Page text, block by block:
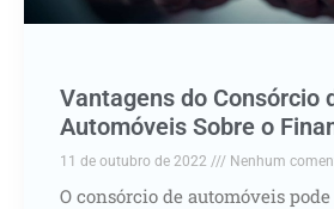
Vantagens do Consórcio
Automóveis Sobre o
11 de outubro de 2022 Nenhum
O consórcio de automóveis